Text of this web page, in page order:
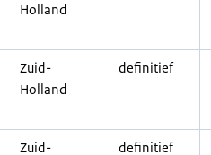
Holland
Zuid-
Holland
definitief
Zuid-
definitief